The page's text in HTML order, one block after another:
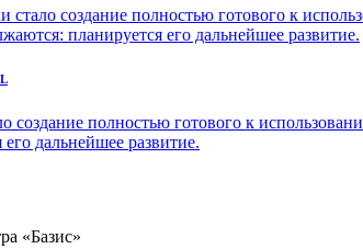
стало создание полностью готового к
планируется его дальнейшее развитие.
создание полностью готового к
дальнейшее развитие.